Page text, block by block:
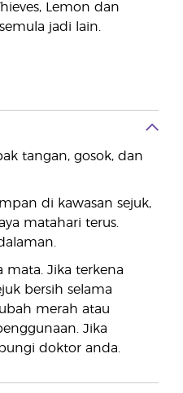
Lemon dan
jadi lain.
tangan, gosok, dan
di kawasan sejuk,
matahari terus.
mata. Jika terkena
bersih selama
merah atau
Jika
doktor anda.